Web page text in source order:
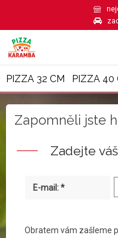
PIZZA 32 CM PIZZA 40
Zapomněli jste
Zadejte
E-mail: *
Obratem vám zašleme